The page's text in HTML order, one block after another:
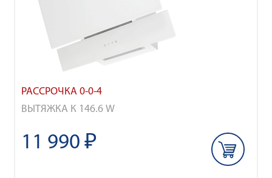
РАССРОЧКА 0-0-4
ВЫТЯЖКА К 146.6 W
11 990 ₽